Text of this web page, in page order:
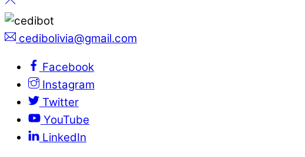
cedibolivia@gmail.com
Facebook
Instagram
Twitter
YouTube
LinkedIn